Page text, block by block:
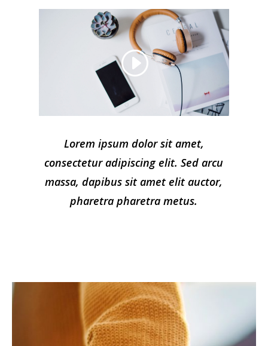
Lorem ipsum dolor sit amet,
consectetur adipiscing elit. Sed arcu
massa, dapibus sit amet elit auctor,
pharetra pharetra metus.